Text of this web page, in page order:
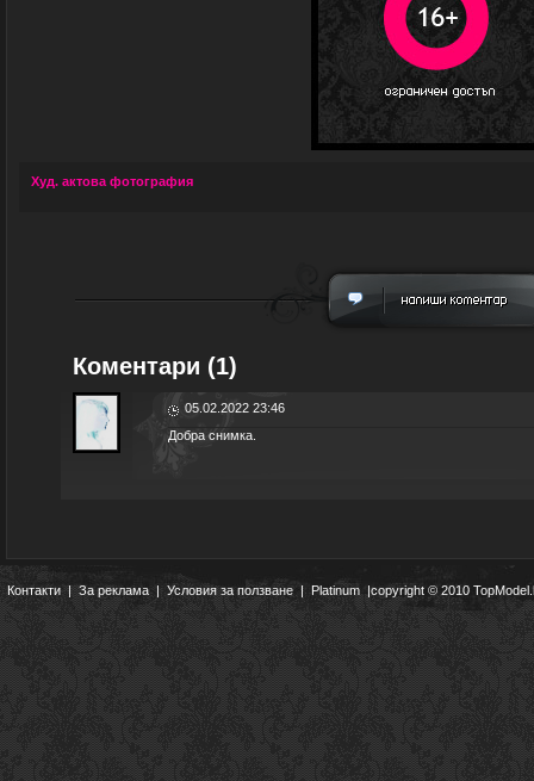
Худ. актова фотография
Коментари (1)
05.02.2022 23:46
Добра снимка.
Контакти|За реклама | Условия за ползване | Platinum |copyright © 2010